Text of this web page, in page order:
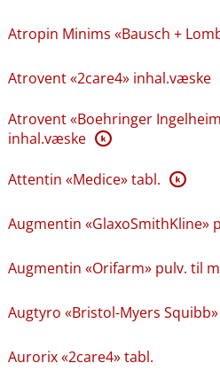
Atropin Minims «Bausch +
Atrovent «2care4» inhal.væske
Atrovent «Boehringer
inhal.væske K
Attentin «Medice» tabl. K
Augmentin «GlaxoSmithKline»
Augmentin «Orifarm» pulv. til
Augtyro «Bristol-Myers
Aurorix «2care4» tabl.